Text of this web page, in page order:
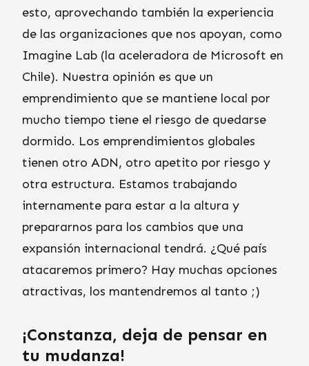
esto, aprovechando también la experiencia
de las organizaciones que nos apoyan, como
Imagine Lab (la aceleradora de Microsoft en
Chile). Nuestra opinión es que un
emprendimiento que se mantiene local por
mucho tiempo tiene el riesgo de quedarse
dormido. Los emprendimientos globales
tienen otro ADN, otro apetito por riesgo y
otra estructura. Estamos trabajando
internamente para estar a la altura y
prepararnos para los cambios que una
expansión internacional tendrá. ¿Qué país
atacaremos primero? Hay muchas opciones
atractivas, los mantendremos al tanto ;)
¡Constanza, deja de pensar en
tu mudanza!